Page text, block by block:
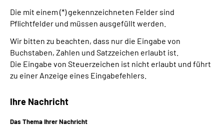
Die mit einem (*) gekennzeichneten Felder sind
Pflichtfelder und müssen ausgefüllt werden.
Wir bitten zu beachten, dass nur die Eingabe von
Buchstaben, Zahlen und Satzzeichen erlaubt ist.
Die Eingabe von Steuerzeichen ist nicht erlaubt und führt
zu einer Anzeige eines Eingabefehlers.
Ihre Nachricht
Das Thema Ihrer Nachricht